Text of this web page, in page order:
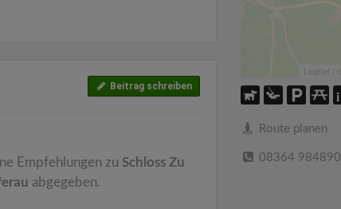
Beitrag schreiben
Empfehlungen zu Schloss Zu
abgegeben.
Leaflet | ©
Route planen
08364 984890